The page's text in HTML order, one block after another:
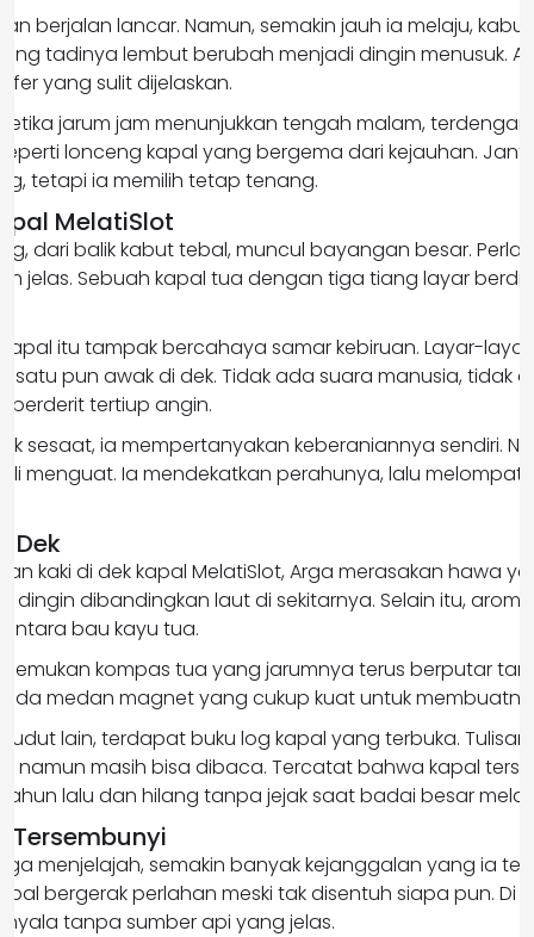
berjalan lancar. Namun, semakin jauh ia melaju,
tadinya lembut berubah menjadi dingin menusuk.
yang sulit dijelaskan.
jarum jam menunjukkan tengah malam,
lonceng kapal yang bergema dari kejauhan.
tetapi ia memilih tetap tenang.
MelatiSlot
dari balik kabut tebal, muncul bayangan besar.
jelas. Sebuah kapal tua dengan tiga tiang layar
itu tampak bercahaya samar kebiruan. Layar-
satu pun awak di dek. Tidak ada suara manusia, tidak
berderit tertiup angin.
sesaat, ia mempertanyakan keberaniannya sendiri.
menguat. Ia mendekatkan perahunya, lalu melompat
Dek
kaki di dek kapal MelatiSlot, Arga merasakan hawa
dingin dibandingkan laut di sekitarnya. Selain itu,
bau kayu tua.
kompas tua yang jarumnya terus berputar
ada medan magnet yang cukup kuat untuk
lain, terdapat buku log kapal yang terbuka.
namun masih bisa dibaca. Tercatat bahwa kapal
lalu dan hilang tanpa jejak saat badai besar
Tersembunyi
menjelajah, semakin banyak kejanggalan yang ia
bergerak perlahan meski tak disentuh siapa pun. Di
tanpa sumber api yang jelas.